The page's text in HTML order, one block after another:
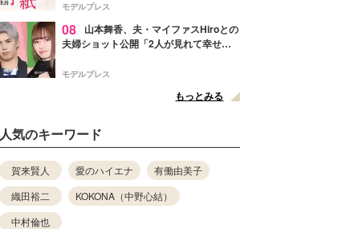
モデルプレス
08
山本舞香、夫・マイファスHiroとの
夫婦ショット公開「2人が見れて幸せ」
モデルプレス
もっとみる
人気のキーワード
賀来賢人 愛のハイエナ
有働由美子
織田裕二
KOKONA（中野心結）
中村倫也